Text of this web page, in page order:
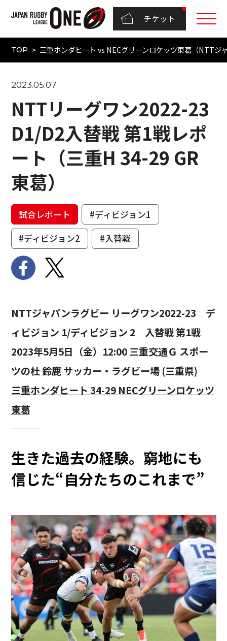
チケット
TOP 三重ホンダヒート vs NECグリーンロケッツ東葛（NTT
2023.05.07
NTTリーグワン2022-23
D1/D2入替戦 第1戦レポ
ート（三重H 34-29 GR
東葛）
試合レポート
#ディビジョン1
#ディビジョン2
#入替戦
NTTジャパンラグビー リーグワン2022-23 デ
ィビジョン 1/ディビジョン 2 入替戦 第1戦
2023年5月5日（金）12:00 三重交通Ｇ スポー
ツの杜 鈴鹿 サッカー・ラグビー場 (三重県)
三重ホンダヒート 34-29 NECグリーンロケッツ
東葛
生きた過去の経験。窮地にも
信じた“自分たちのこれまで”